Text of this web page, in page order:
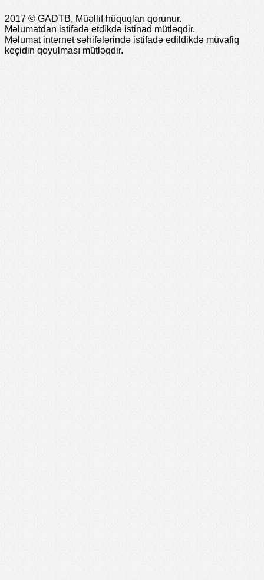
2017 © GADTB, Müəllif hüquqları qorunur.
Məlumatdan istifadə etdikdə istinad mütləqdir.
Məlumat internet səhifələrində istifadə edildikdə müvafiq
keçidin qoyulması mütləqdir.